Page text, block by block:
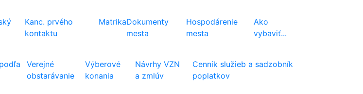
Kanc. prvého
kontaktu
MatrikaDokumenty
mesta
Hospodárenie
mesta
Ako
vybaviť...
Verejné
obstarávanie
Výberové
konania
Návrhy VZN
a zmlúv
Cenník služieb a sadzobník
poplatkov